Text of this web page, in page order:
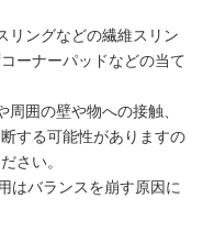
リングなどの繊維スリン
ーナーパッドなどの当て
囲の壁や物への接触、
する可能性がありますの
さい。
はバランスを崩す原因に